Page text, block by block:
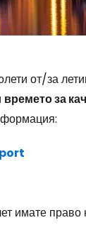
от/за
времето за
имате